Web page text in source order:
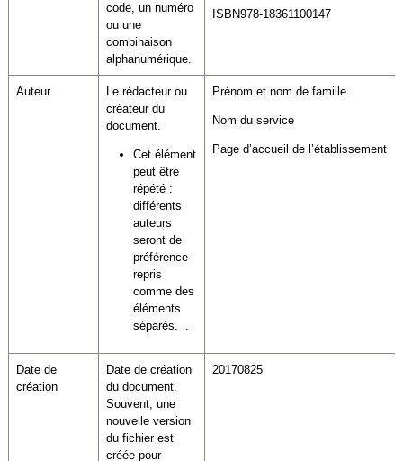
code, un numéro
ou une
combinaison
alphanumérique.
ISBN978-18361100147
Auteur
Le rédacteur ou
créateur du
document.
Cet élément
peut être
répété :
différents
auteurs
seront de
préférence
repris
comme des
éléments
séparés. .
Prénom et nom de famille
Nom du service
Page d’accueil de l’établissement
Date de
création
Date de création
du document.
Souvent, une
nouvelle version
du fichier est
créée pour
20170825